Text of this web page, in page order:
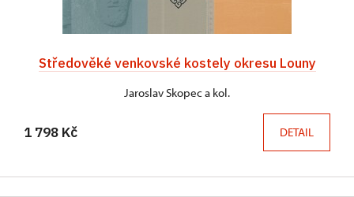
Středověké venkovské kostely okresu Louny
Jaroslav Skopec a kol.
1 798 Kč DETAIL